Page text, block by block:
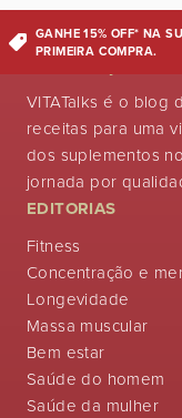
GANHE 15% OFF* NA
PRIMEIRA COMPRA.
VITATalks é o blog
receitas para uma
dos suplementos
jornada por
EDITORIAS
Fitness
Concentração e
Longevidade
Massa muscular
Bem estar
Saúde do homem
Saúde da mulher